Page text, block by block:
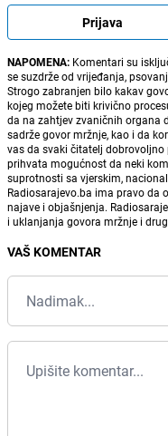
Prijava
NAPOMENA: Komentari su
se suzdrže od vrijeđanja,
Strogo zabranjen bilo kakav
kojeg možete biti krivično
da na zahtjev zvaničnih organa
sadrže govor mržnje, kao i da
vas da svaki čitatelj
prihvata mogućnost da neki
suprotnosti sa vjerskim,
Radiosarajevo.ba ima pravo da
najave i objašnjenja.
i uklanjanja govora mržnje i
VAŠ KOMENTAR